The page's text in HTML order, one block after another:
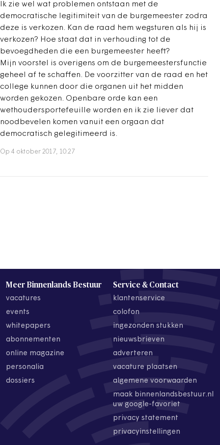
Ik zie wel wat problemen ontstaan met de
democratische legitimiteit van de burgemeester zodra
deze is verkozen. Kan de raad hem wegsturen als hij is
verkozen? Hoe staat dat in verhouding tot de
bevoegdheden die een burgemeester heeft?
Mijn voorstel is overigens om de burgemeestersfunctie
geheel af te schaffen. De voorzitter van de raad en het
college kunnen door die organen uit het midden
worden gekozen. Openbare orde kan een
wethoudersportefeuille worden en ik zie liever dat
noodbevelen komen vanuit een orgaan dat
democratisch gelegitimeerd is.
Op 4 oktober 2017, 10:27
Meer Binnenlands Bestuur
vacatures
events
whitepapers
abonnementen
online magazine
personalia
dossiers
Service & Contact
klantenservice
colofon
ingezonden stukken
nieuwsbrieven
adverteren
vacature plaatsen
algemene voorwaarden
maak binnenlandsbestuur.nl
uw google-favoriet
privacy statement
privacyinstellingen